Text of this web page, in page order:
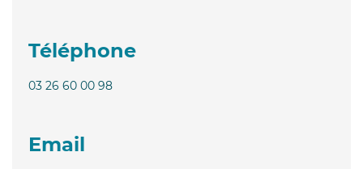
Téléphone
03 26 60 00 98
Email